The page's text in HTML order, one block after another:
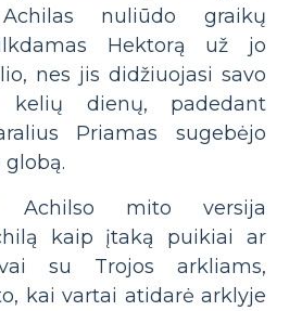
nuliūdo graikų
Hektorą už jo
nes jis didžiuojasi savo
kelių dienų, padedant
Priamas sugebėjo
Achilso mito versija
kaip įtaką puikiai ar
su Trojos arkliams,
kai vartai atidarė arklyje